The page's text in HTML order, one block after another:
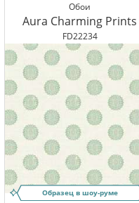
Обои
Aura Charming Prints
FD22234
Образец в шоу-руме